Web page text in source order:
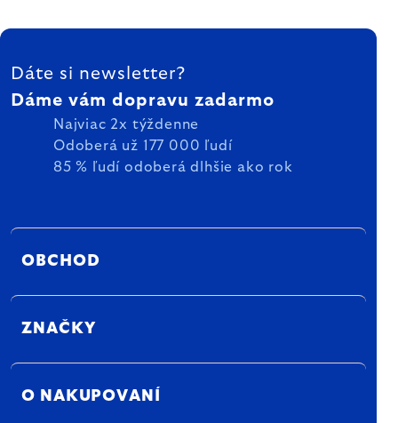
ZÁPÄTIE
Dáte si newsletter?
Dáme vám dopravu zadarmo
Najviac 2x týždenne
Odoberá už 177 000 ľudí
85 % ľudí odoberá dlhšie ako rok
OBCHOD
ZNAČKY
O NAKUPOVANÍ